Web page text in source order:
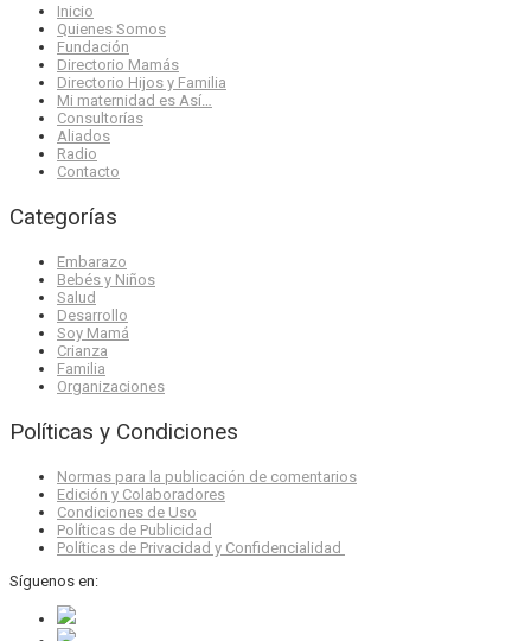
Inicio
Quienes Somos
Fundación
Directorio Mamás
Directorio Hijos y Familia
Mi maternidad es Así…
Consultorías
Aliados
Radio
Contacto
Categorías
Embarazo
Bebés y Niños
Salud
Desarrollo
Soy Mamá
Crianza
Familia
Organizaciones
Políticas y Condiciones
Normas para la publicación de comentarios
Edición y Colaboradores
Condiciones de Uso
Políticas de Publicidad
Políticas de Privacidad y Confidencialidad
Síguenos en: